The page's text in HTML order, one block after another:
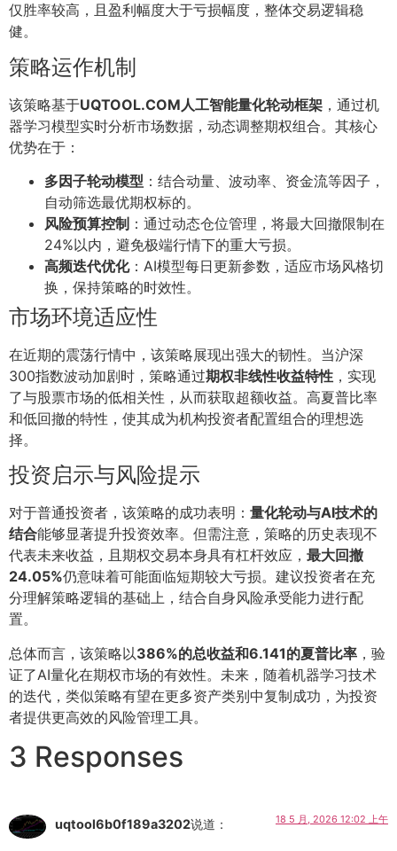
仅胜率较高，且盈利幅度大于亏损幅度，整体交易逻辑稳
健。
策略运作机制
该策略基于UQTOOL.COM人工智能量化轮动框架 ，通过机
器学习模型实时分析市场数据，动态调整期权组合。其核心
优势在于：
多因子轮动模型 ：结合动量、波动率、资金流等因子，
自动筛选最优期权标的。
风险预算控制 ：通过动态仓位管理，将最大回撤限制在
24%以内，避免极端行情下的重大亏损。
高频迭代优化：AI模型每日更新参数，适应市场风格切
换，保持策略的时效性。
市场环境适应性
在近期的震荡行情中，该策略展现出强大的韧性。当沪深
300指数波动加剧时，策略通过期权非线性收益特性 ，实现
了与股票市场的低相关性，从而获取超额收益。高夏普比率
和低回撤的特性，使其成为机构投资者配置组合的理想选
择。
投资启示与风险提示
对于普通投资者，该策略的成功表明： 量化轮动与AI技术的
结合能够显著提升投资效率。但需注意，策略的历史表现不
代表未来收益，且期权交易本身具有杠杆效应， 最大回撤
24.05%仍意味着可能面临短期较大亏损。建议投资者在充
分理解策略逻辑的基础上，结合自身风险承受能力进行配
置。
总体而言，该策略以386%的总收益和6.141的夏普比率 ，验
证了AI量化在期权市场的有效性。未来，随着机器学习技术
的迭代，类似策略有望在更多资产类别中复制成功，为投资
者提供更高效的风险管理工具。
3 Responses
uqtool6b0f189a3202说道： 18 5 月, 2026 12:02 上午